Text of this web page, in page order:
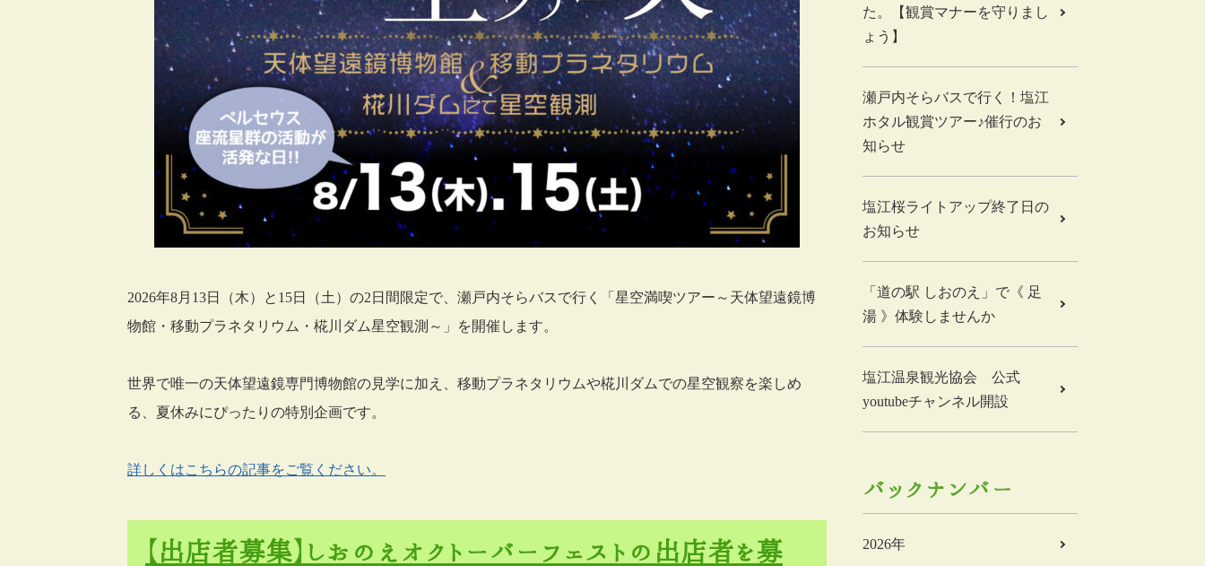
2026年8月13日（木）と15日（土）の2日間限定で、瀬戸内そらバスで行く「星空満喫ツアー～天体望遠鏡博
物館・移動プラネタリウム・椛川ダム星空観測～」を開催します。
世界で唯一の天体望遠鏡専門博物館の見学に加え、移動プラネタリウムや椛川ダムでの星空観察を楽しめ
る、夏休みにぴったりの特別企画です。
詳しくはこちらの記事をご覧ください。
【出店者募集】しおのえオクトーバーフェストの出店者を募
た。【観賞マナーを守りまし
ょう】
瀬戸内そらバスで行く！塩江
ホタル観賞ツアー♪催行のお
知らせ
塩江桜ライトアップ終了日の
お知らせ
「道の駅 しおのえ」で《 足
湯 》体験しませんか
塩江温泉観光協会 公式
youtubeチャンネル開設
バックナンバー
2026年